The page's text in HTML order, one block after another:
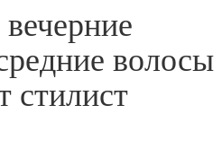
волосы
стилист